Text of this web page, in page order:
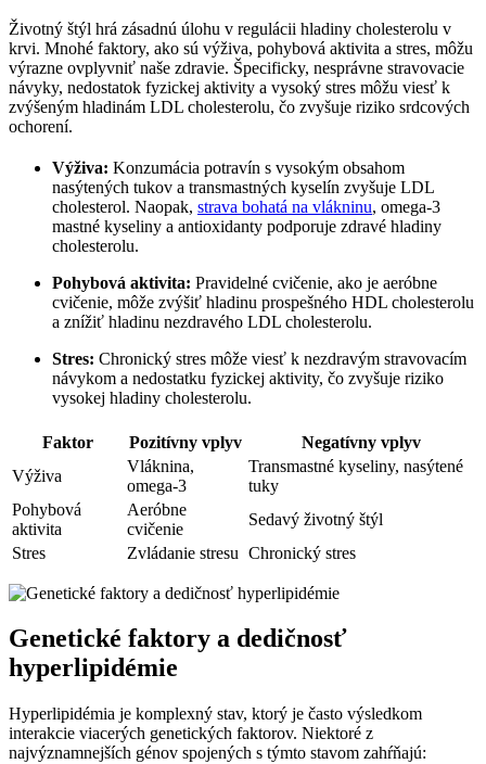
Životný štýl hrá zásadnú úlohu v regulácii hladiny cholesterolu v
krvi. Mnohé faktory, ako sú výživa, pohybová aktivita a stres, môžu
výrazne ovplyvniť naše zdravie. Špecificky, nesprávne stravovacie
návyky, nedostatok fyzickej aktivity a vysoký stres môžu viesť k
zvýšeným hladinám LDL cholesterolu, čo zvyšuje riziko srdcových
ochorení.
Výživa: Konzumácia potravín s vysokým obsahom
nasýtených tukov a transmastných kyselín zvyšuje LDL
cholesterol. Naopak, strava bohatá na vlákninu, omega-3
mastné kyseliny a antioxidanty podporuje zdravé hladiny
cholesterolu.
Pohybová aktivita: Pravidelné cvičenie, ako je aeróbne
cvičenie, môže zvýšiť hladinu prospešného HDL cholesterolu
a znížiť hladinu nezdravého LDL cholesterolu.
Stres: Chronický stres môže viesť k nezdravým stravovacím
návykom a nedostatku fyzickej aktivity, čo zvyšuje riziko
vysokej hladiny cholesterolu.
Faktor Pozitívny vplyv
Negatívny vplyv
Výživa
Vláknina,
omega-3
Transmastné kyseliny, nasýtené
tuky
Pohybová
aktivita
Aeróbne
cvičenie
Sedavý životný štýl
Stres
Zvládanie stresu Chronický stres
Genetické faktory a dedičnosť
hyperlipidémie
Hyperlipidémia je komplexný stav, ktorý je často výsledkom
interakcie viacerých genetických faktorov. Niektoré z
najvýznamnejších génov spojených s týmto stavom zahŕňajú: